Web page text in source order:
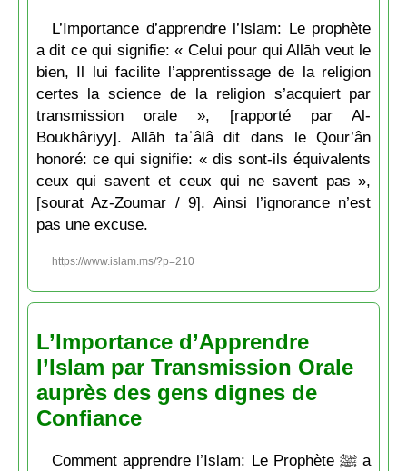
L’Importance d’apprendre l’Islam: Le prophète
a dit ce qui signifie: « Celui pour qui Allāh veut le
bien, Il lui facilite l’apprentissage de la religion
certes la science de la religion s’acquiert par
transmission orale », [rapporté par Al-
Boukhâriyy]. Allāh taʿâlâ dit dans le Qour’ân
honoré: ce qui signifie: « dis sont-ils équivalents
ceux qui savent et ceux qui ne savent pas »,
[sourat Az-Zoumar / 9]. Ainsi l’ignorance n’est
pas une excuse.
https://www.islam.ms/?p=210
L’Importance d’Apprendre
l’Islam par Transmission Orale
auprès des gens dignes de
Confiance
Comment apprendre l’Islam: Le Prophète ﷺ a